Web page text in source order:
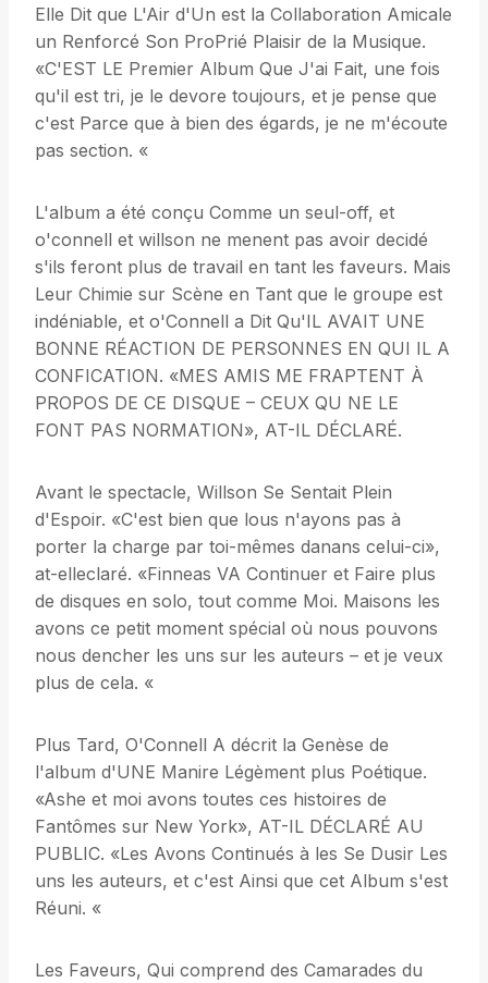
Elle Dit que L'Air d'Un est la Collaboration Amicale
un Renforcé Son ProPrié Plaisir de la Musique.
«C'EST LE Premier Album Que J'ai Fait, une fois
qu'il est tri, je le devore toujours, et je pense que
c'est Parce que à bien des égards, je ne m'écoute
pas section. «
L'album a été conçu Comme un seul-off, et
o'connell et willson ne menent pas avoir decidé
s'ils feront plus de travail en tant les faveurs. Mais
Leur Chimie sur Scène en Tant que le groupe est
indéniable, et o'Connell a Dit Qu'IL AVAIT UNE
BONNE RÉACTION DE PERSONNES EN QUI IL A
CONFICATION. «MES AMIS ME FRAPTENT À
PROPOS DE CE DISQUE – CEUX QU NE LE
FONT PAS NORMATION», AT-IL DÉCLARÉ.
Avant le spectacle, Willson Se Sentait Plein
d'Espoir. «C'est bien que lous n'ayons pas à
porter la charge par toi-mêmes danans celui-ci»,
at-elleclaré. «Finneas VA Continuer et Faire plus
de disques en solo, tout comme Moi. Maisons les
avons ce petit moment spécial où nous pouvons
nous dencher les uns sur les auteurs – et je veux
plus de cela. «
Plus Tard, O'Connell A décrit la Genèse de
l'album d'UNE Manire Légèment plus Poétique.
«Ashe et moi avons toutes ces histoires de
Fantômes sur New York», AT-IL DÉCLARÉ AU
PUBLIC. «Les Avons Continués à les Se Dusir Les
uns les auteurs, et c'est Ainsi que cet Album s'est
Réuni. «
Les Faveurs, Qui comprend des Camarades du